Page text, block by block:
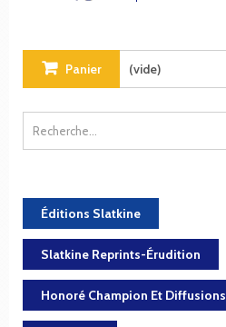
Panier (vide)
Éditions Slatkine
Slatkine Reprints-Érudition
Honoré Champion Et Diffusions